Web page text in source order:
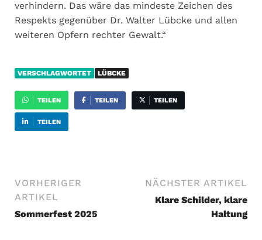
verhindern. Das wäre das mindeste Zeichen des
Respekts gegenüber Dr. Walter Lübcke und allen
weiteren Opfern rechter Gewalt.“
VERSCHLAGWORTET LÜBCKE
TEILEN TEILEN TEILEN
TEILEN
VORHERIGER
ARTIKEL
Sommerfest 2025
NÄCHSTER ARTIKEL
Klare Schilder, klare
Haltung